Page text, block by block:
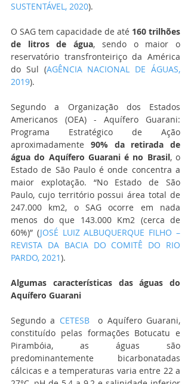
SUSTENTÁVEL, 2020).
O SAG tem capacidade de até 160 trilhões
de litros de água, sendo o maior o
reservatório transfronteiriço da América
do Sul (AGÊNCIA NACIONAL DE ÁGUAS,
2019).
Segundo a Organização dos Estados
Americanos (OEA) - Aquífero Guarani:
Programa Estratégico de Ação
aproximadamente 90% da retirada de
água do Aquífero Guarani é no Brasil, o
Estado de São Paulo é onde concentra a
maior explotação. “No Estado de São
Paulo, cujo território possui área total de
247.000 km2, o SAG ocorre em nada
menos do que 143.000 Km2 (cerca de
60%)” (JOSÉ LUIZ ALBUQUERQUE FILHO –
REVISTA DA BACIA DO COMITÊ DO RIO
PARDO, 2021).
Algumas características das águas do
Aquífero Guarani
Segundo a CETESB
  o Aquífero Guarani,
constituído pelas formações Botucatu e
Pirambóia, as águas são
predominantemente bicarbonatadas
cálcicas e a temperaturas varia entre 22 a